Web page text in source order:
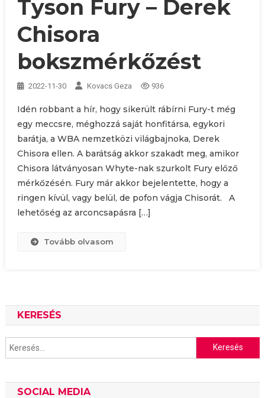
Tyson Fury – Derek
Chisora
bokszmérkőzést
2022-11-30 Kovacs Geza 936
Idén robbant a hír, hogy sikerült rábírni Fury-t még
egy meccsre, méghozzá saját honfitársa, egykori
barátja, a WBA nemzetközi világbajnoka, Derek
Chisora ellen. A barátság akkor szakadt meg, amikor
Chisora látványosan Whyte-nak szurkolt Fury előző
mérkőzésén. Fury már akkor bejelentette, hogy a
ringen kívül, vagy belül, de pofon vágja Chisorát. A
lehetőség az arconcsapásra […]
Tovább olvasom
KERESÉS
Keresés:
SOCIAL MEDIA